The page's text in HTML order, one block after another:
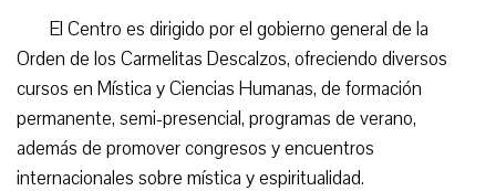
El Centro es dirigido por el gobierno general de la
Orden de los Carmelitas Descalzos, ofreciendo diversos
cursos en Mística y Ciencias Humanas, de formación
permanente, semi-presencial, programas de verano,
además de promover congresos y encuentros
internacionales sobre mística y espiritualidad.